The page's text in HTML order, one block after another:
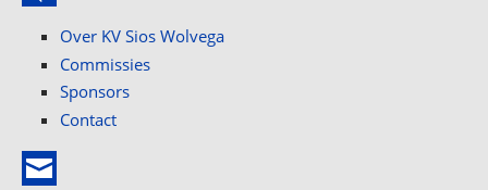
Over KV Sios Wolvega
Commissies
Sponsors
Contact